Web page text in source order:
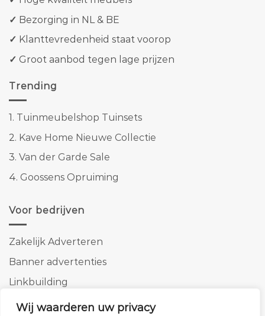
Wij waarderen uw privacy
✓ Bezorging in NL & BE
✓ Klanttevredenheid staat voorop
✓ Groot aanbod tegen lage prijzen
Trending
1. Tuinmeubelshop Tuinsets
2. Kave Home Nieuwe Collectie
3. Van der Garde Sale
4. Goossens Opruiming
Voor bedrijven
Zakelijk Adverteren
Banner advertenties
Linkbuilding
SEO copywriting